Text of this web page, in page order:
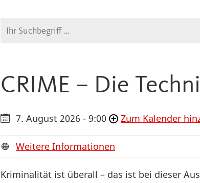
Suche
CRIME – Die
7. August 2026 - 9:00 Zum Kalender
Weitere Informationen
Kriminalität ist überall – das ist bei dieser